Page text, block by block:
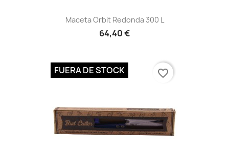
Vista rápida
Maceta Orbit Redonda 300 L
64,40 €
FUERA DE STOCK favorite_border